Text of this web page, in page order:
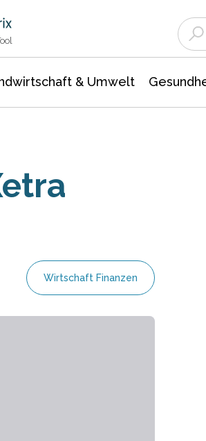
& Umwelt
Wirtschaft Finanzen